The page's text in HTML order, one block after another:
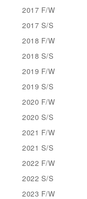
2017 F/W
2017 S/S
2018 F/W
2018 S/S
2019 F/W
2019 S/S
2020 F/W
2020 S/S
2021 F/W
2021 S/S
2022 F/W
2022 S/S
2023 F/W